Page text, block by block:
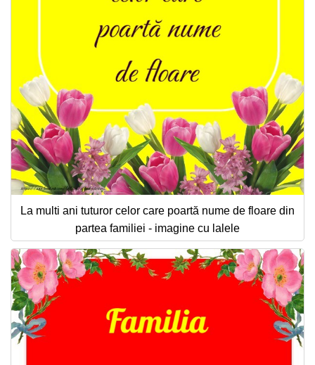
La multi ani tuturor celor care poartă nume de floare din
partea familiei - imagine cu lalele